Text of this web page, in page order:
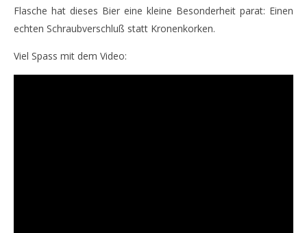
Flasche hat dieses Bier eine kleine Besonderheit parat: Einen
echten Schraubverschluß statt Kronenkorken.
Viel Spass mit dem Video: